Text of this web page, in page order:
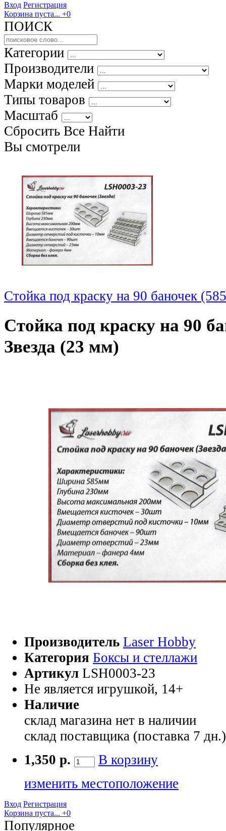
Вход Регистрация
Корзина пуста... +0
ПОИСК
Категории
Производители
Марки моделей
Типы товаров
Масштаб
Сбросить Все Найти
Вы смотрели
Стойка под краску на 90 баночек
Стойка под краску на 90
Звезда (23 мм)
Производитель Laser Hobby
Категория Боксы и стеллажи
Артикул LSH0003-23
Не является игрушкой, 14+
Наличие
склад магазина нет в наличии
склад поставщика (поставка 7
1,350 р.
В корзину
изменить местоположение
Вход Регистрация
Корзина пуста... +0
Популярное